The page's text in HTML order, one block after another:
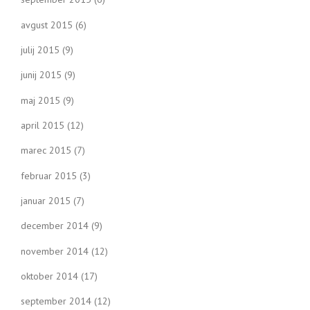
avgust 2015 (6)
julij 2015 (9)
junij 2015 (9)
maj 2015 (9)
april 2015 (12)
marec 2015 (7)
februar 2015 (3)
januar 2015 (7)
december 2014 (9)
november 2014 (12)
oktober 2014 (17)
september 2014 (12)